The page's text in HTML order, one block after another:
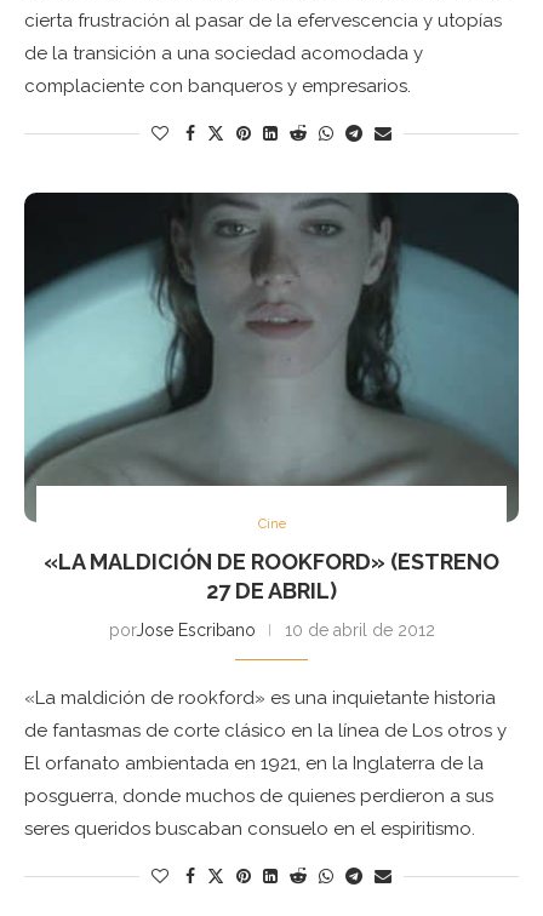
cierta frustración al pasar de la efervescencia y utopías
de la transición a una sociedad acomodada y
complaciente con banqueros y empresarios.
Cine
«LA MALDICIÓN DE ROOKFORD» (ESTRENO
27 DE ABRIL)
porJose Escribano 10 de abril de 2012
«La maldición de rookford» es una inquietante historia
de fantasmas de corte clásico en la línea de Los otros y
El orfanato ambientada en 1921, en la Inglaterra de la
posguerra, donde muchos de quienes perdieron a sus
seres queridos buscaban consuelo en el espiritismo.